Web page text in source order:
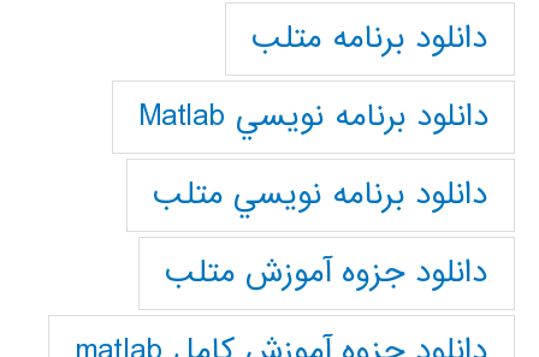
دانلود برنامه متلب
دانلود برنامه نويسي Matlab
دانلود برنامه نويسي متلب
دانلود جزوه آموزش متلب